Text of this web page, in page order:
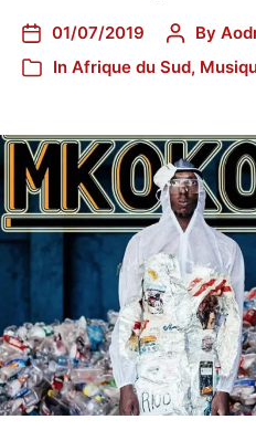
01/07/2019 By
In Afrique du Sud,